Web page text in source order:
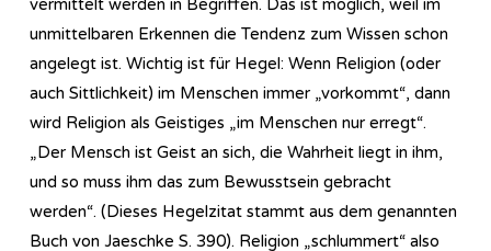
vermittelt werden in Begriffen. Das ist möglich, weil im
unmittelbaren Erkennen die Tendenz zum Wissen schon
angelegt ist. Wichtig ist für Hegel: Wenn Religion (oder
auch Sittlichkeit) im Menschen immer „vorkommt“, dann
wird Religion als Geistiges „im Menschen nur erregt“.
„Der Mensch ist Geist an sich, die Wahrheit liegt in ihm,
und so muss ihm das zum Bewusstsein gebracht
werden“. (Dieses Hegelzitat stammt aus dem genannten
Buch von Jaeschke S. 390). Religion „schlummert“ also